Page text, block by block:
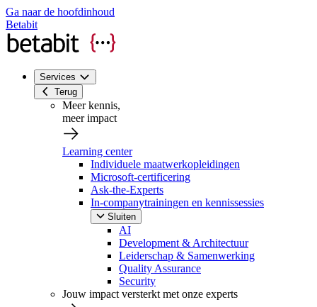
Ga naar de hoofdinhoud
Betabit
Services
Terug
Meer kennis,
meer impact
Learning center
Individuele maatwerkopleidingen
Microsoft-certificering
Ask-the-Experts
In-companytrainingen en kennissessies
Sluiten
AI
Development & Architectuur
Leiderschap & Samenwerking
Quality Assurance
Security
Jouw impact versterkt met onze experts